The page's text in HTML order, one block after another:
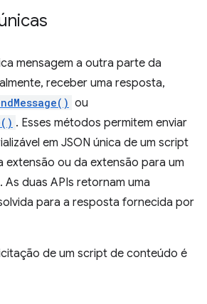
mensagem a outra parte da
receber uma resposta,
ou
. Esses métodos permitem enviar
em JSON única de um script
extensão ou da extensão para um
duas APIs retornam uma
para a resposta fornecida por
de um script de conteúdo é